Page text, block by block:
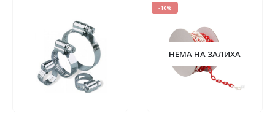
-10%
НЕМА НА ЗАЛИХА